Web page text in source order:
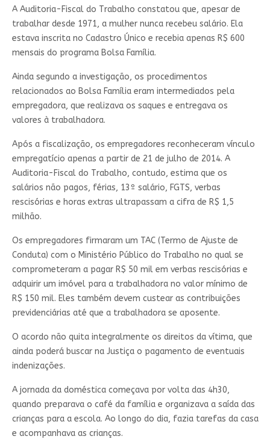
A Auditoria-Fiscal do Trabalho constatou que, apesar de
trabalhar desde 1971, a mulher nunca recebeu salário. Ela
estava inscrita no Cadastro Único e recebia apenas R$ 600
mensais do programa Bolsa Família.
Ainda segundo a investigação, os procedimentos
relacionados ao Bolsa Família eram intermediados pela
empregadora, que realizava os saques e entregava os
valores à trabalhadora.
Após a fiscalização, os empregadores reconheceram vínculo
empregatício apenas a partir de 21 de julho de 2014. A
Auditoria-Fiscal do Trabalho, contudo, estima que os
salários não pagos, férias, 13º salário, FGTS, verbas
rescisórias e horas extras ultrapassam a cifra de R$ 1,5
milhão.
Os empregadores firmaram um TAC (Termo de Ajuste de
Conduta) com o Ministério Público do Trabalho no qual se
comprometeram a pagar R$ 50 mil em verbas rescisórias e
adquirir um imóvel para a trabalhadora no valor mínimo de
R$ 150 mil. Eles também devem custear as contribuições
previdenciárias até que a trabalhadora se aposente.
O acordo não quita integralmente os direitos da vítima, que
ainda poderá buscar na Justiça o pagamento de eventuais
indenizações.
A jornada da doméstica começava por volta das 4h30,
quando preparava o café da família e organizava a saída das
crianças para a escola. Ao longo do dia, fazia tarefas da casa
e acompanhava as crianças.